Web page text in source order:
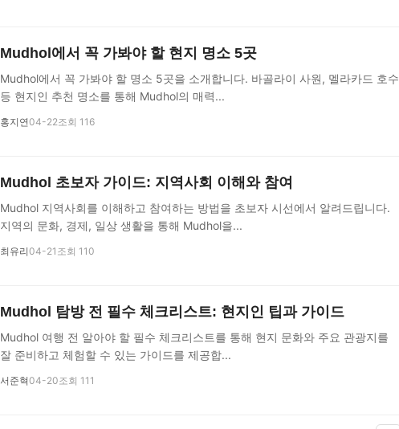
Mudhol에서 꼭 가봐야 할 현지 명소 5곳
Mudhol에서 꼭 가봐야 할 명소 5곳을 소개합니다. 바골라이 사원, 멜라카드 호수
등 현지인 추천 명소를 통해 Mudhol의 매력...
홍지연04-22조회 116
Mudhol 초보자 가이드: 지역사회 이해와 참여
Mudhol 지역사회를 이해하고 참여하는 방법을 초보자 시선에서 알려드립니다.
지역의 문화, 경제, 일상 생활을 통해 Mudhol을...
최유리04-21 조회 110
Mudhol 탐방 전 필수 체크리스트: 현지인 팁과 가이드
Mudhol 여행 전 알아야 할 필수 체크리스트를 통해 현지 문화와 주요 관광지를
잘 준비하고 체험할 수 있는 가이드를 제공합...
서준혁04-20조회 111